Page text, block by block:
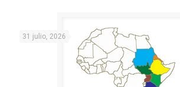
31 julio, 2026